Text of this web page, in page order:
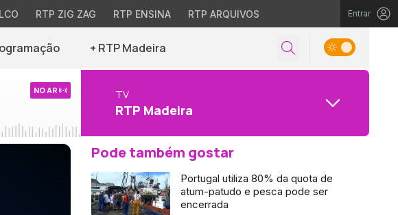
RTP ZIG ZAG RTP ENSINA RTP ARQUIVOS Entrar
+ RTP Madeira
NO AR TV
RTP Madeira
Pode também gostar
Portugal utiliza 80% da quota de
atum-patudo e pesca pode ser
encerrada